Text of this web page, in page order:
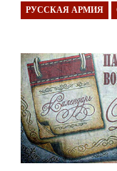
РУССКАЯ АРМИЯ